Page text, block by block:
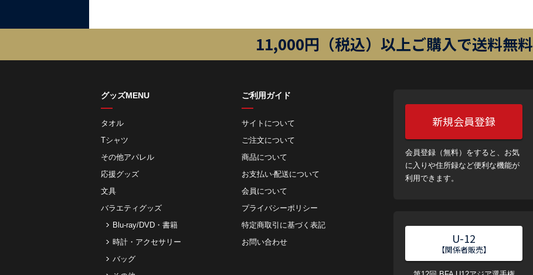
11,000円（税込）以上ご購入で送料無料
グッズMENU
タオル
Tシャツ
その他アパレル
応援グッズ
文具
バラエティグッズ
Blu-ray/DVD・書籍
時計・アクセサリー
バッグ
ご利用ガイド
サイトについて
ご注⽂について
商品について
お⽀払い‧配送について
会員について
プライバシーポリシー
特定商取引に基づく表記
お問い合わせ
新規会員登録
会員登録（無料）をすると、お気
に入りや住所録など便利な機能が
利用できます。
U-12
【関係者販売】